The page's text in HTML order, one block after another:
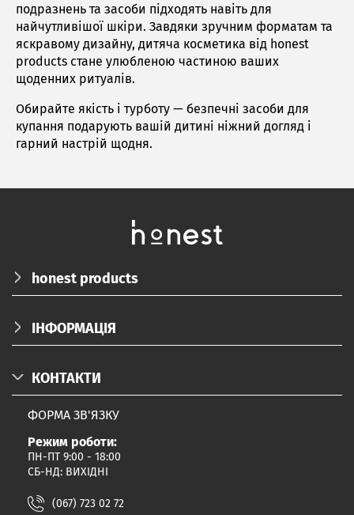
подразнень та засоби підходять навіть для
найчутливішої шкіри. Завдяки зручним форматам та
яскравому дизайну, дитяча косметика від honest
products стане улюбленою частиною ваших
щоденних ритуалів.
Обирайте якість і турботу — безпечні засоби для
купання подарують вашій дитині ніжний догляд і
гарний настрій щодня.
honest products
КАТАЛОГ
БЛОГ
FAQ
ІНФОРМАЦІЯ
КОРПОРАТИВНІ ПОДАРУНКИ
ПАРТНЕРАМ
ДОГОВІР ПУБЛІЧНОЇ ОФЕРТИ
ПОЛІТИКА КОНФІДЕНЦІЙНОСТІ
ПРОГРАМА ЛОЯЛЬНОСТІ
КОНТАКТИ
ФОРМА ЗВ'ЯЗКУ
Режим роботи:
ПН-ПТ 9:00 - 18:00
СБ-НД: ВИХІДНІ
(067) 723 02 72